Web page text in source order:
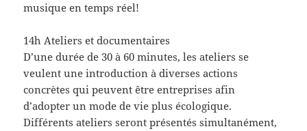
musique en temps réel!
14h Ateliers et documentaires
D’une durée de 30 à 60 minutes, les ateliers se
veulent une introduction à diverses actions
concrètes qui peuvent être entreprises afin
d’adopter un mode de vie plus écologique.
Différents ateliers seront présentés simultanément,